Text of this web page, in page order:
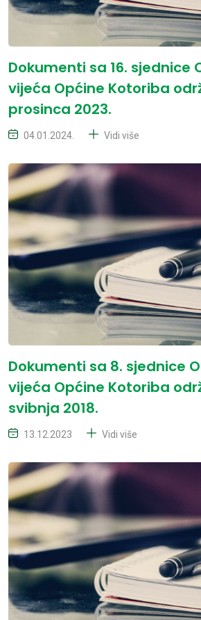
Dokumenti sa 16. sjednice
vijeća Općine Kotoriba
prosinca 2023.
04.01.2024. Vidi više
Dokumenti sa 8. sjednice
vijeća Općine Kotoriba
svibnja 2018.
13.12.2023 Vidi više